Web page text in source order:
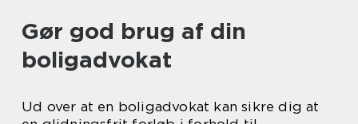
Gør god brug af din
boligadvokat
Ud over at en boligadvokat kan sikre dig at